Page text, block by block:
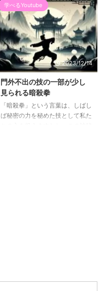
金」の夢にあります。しかし、そ
の歴史を辿ると、宝くじの物語は
古代ローマから始まり、日本では
昭和20年の「政府第1回宝籤」で
その幕を開けます。時間を経て、
宝くじは多様化し、現代に息づく
文化となりました。 しかし、宝
くじの高額当選がもたらすのは必
ずしも幸せだけではありません。
高額当選者の人生は、その後どう
変わるのでしょうか？堅実な使い
道を選ぶ人もいれば、突然の富に
学べるYoutube
2023/12/14
門外不出の技の一部が少し
見られる暗殺拳
「暗殺拳」という言葉は、しばし
ば秘密の力を秘めた技として私た